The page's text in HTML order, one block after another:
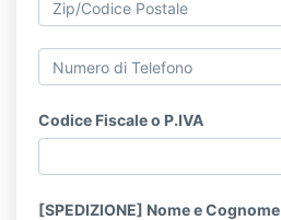
Codice Fiscale o P.IVA
[SPEDIZIONE] Nome e Cognome